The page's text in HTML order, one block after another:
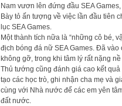
Nam vươn lên đứng đầu SEA
Bày tỏ ấn tượng về việc lần đầu tiên
lục SEA Games.
Một thành tích nữa là “những cô bé,
địch bóng đá nữ SEA Games. Đã
không gỡ, trong khi tâm lý rất nặng
Thủ tướng cũng đánh giá cao kết
tạo các học trò, ghi nhận cha mẹ và
cùng với Nhà nước để các em yên
đất nước.